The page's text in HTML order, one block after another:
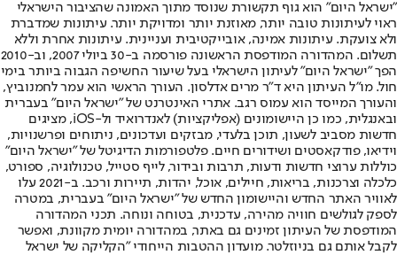
"ישראל היום" הוא גוף תקשורת שנוסד מתוך האמונה שהציבור הישראלי
ראוי לעיתונות טובה יותר, מאוזנת יותר ומדויקת יותר. עיתונות שמדברת
ולא צועקת. עיתונות אמינה, אובייקטיבית ועניינית. עיתונות אחרת וללא
תשלום. המהדורה המודפסת הראשונה פורסמה ב-30 ביולי 2007, וב-2010
הפך "ישראל היום" לעיתון הישראלי בעל שיעור החשיפה הגבוה ביותר בימי
חול. מו"ל העיתון היא ד"ר מרים אדלסון. העורך הראשי הוא עמר לחמנוביץ,
והעורך המייסד הוא עמוס רגב. אתרי האינטרנט של "ישראל היום" בעברית
ובאנגלית, כמו כן היישומונים (אפליקציות) לאנדרואיד ול-iOS, מציגים
חדשות מסביב לשעון, תוכן בלעדי, מבזקים ועדכונים, ניתוחים ופרשנויות,
וידיאו, פודקאסטים ושידורים חיים. פלטפורמות הדיגיטל של "ישראל היום"
כוללות ערוצי חדשות ודעות, תרבות ובידור, לייף סטייל, טכנולוגיה, ספורט,
כלכלה וצרכנות, בריאות, חיילים, אוכל, יהדות, תיירות ורכב. ב-2021 עלו
לאוויר האתר החדש והיישומון החדש של "ישראל היום" בעברית, במטרה
לספק לגולשים חוויה מהירה, עדכנית, בטוחה ונוחה. תכני המהדורה
המודפסת של העיתון זמינים גם באתר, במהדורה יומית מקוונת, ואפשר
לקבל אותם גם בניוזלטר. מועדון ההטבות הייחודי "הקליקה של ישראל